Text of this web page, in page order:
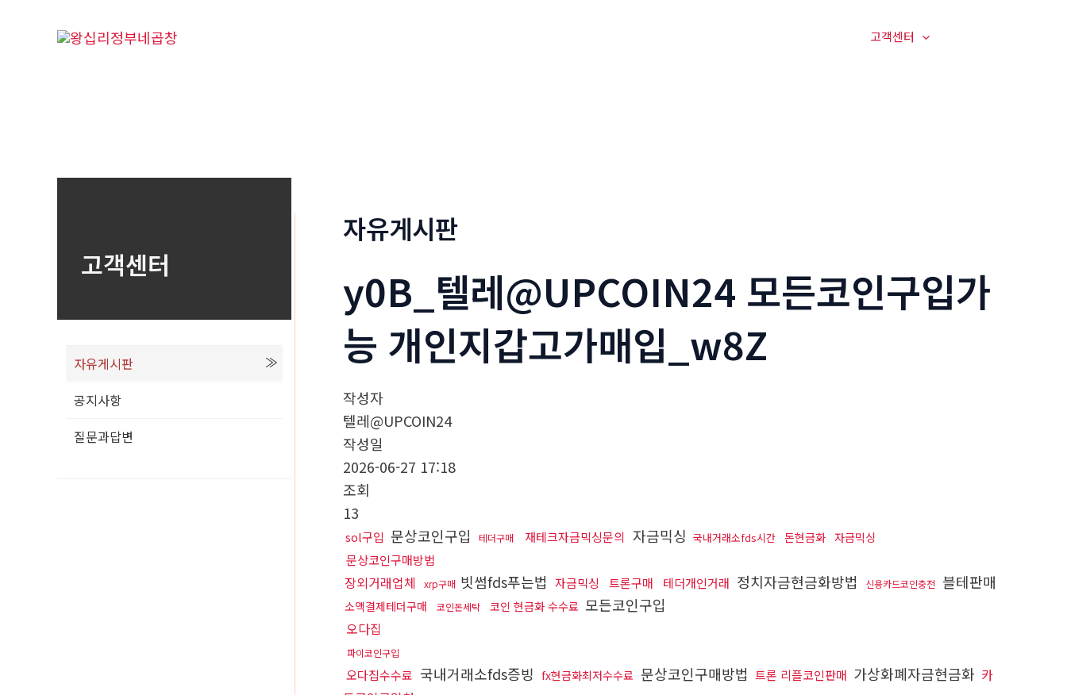
고객센터
고객센터
자유게시판
공지사항
질문과답변
자유게시판
y0B_텔레@UPCOIN24 모든코인구입가
능 개인지갑고가매입_w8Z
작성자
텔레@UPCOIN24
작성일
2026-06-27 17:18
조회
13
sol구입 문상코인구입 테더구매 재테크자금믹싱문의 자금믹싱 국내거래소fds시간 돈현금화 자금믹싱
문상코인구매방법
장외거래업체 xrp구매 빗썸fds푸는법 자금믹싱 트론구매 테더개인거래 정치자금현금화방법 신용카드코인충전 블테판매
소액결제테더구매 코인돈세탁 코인 현금화 수수료 모든코인구입
오다집
파이코인구입
오다집수수료 국내거래소fds증빙 fx현금화최저수수료 문상코인구매방법 트론 리플코인판매 가상화폐자금현금화 카